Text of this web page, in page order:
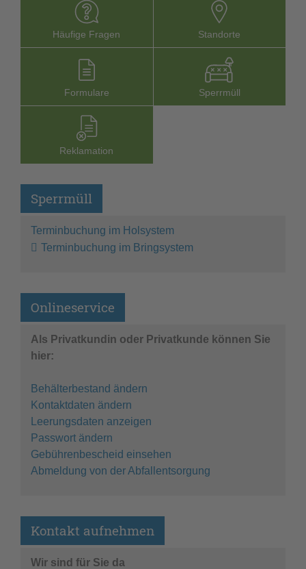
Häufige Fragen Stand­orte
Formu­lare Sperr­müll
Reklamation
Sperrmüll
Terminbuchung im Holsystem
Terminbuchung im Bringsystem
Onlineservice
Als Privatkundin oder Privatkunde können Sie
hier:
Behälterbestand ändern
Kontaktdaten ändern
Leerungsdaten anzeigen
Passwort ändern
Gebührenbescheid einsehen
Abmeldung von der Abfallentsorgung
Kontakt aufnehmen
Wir sind für Sie da